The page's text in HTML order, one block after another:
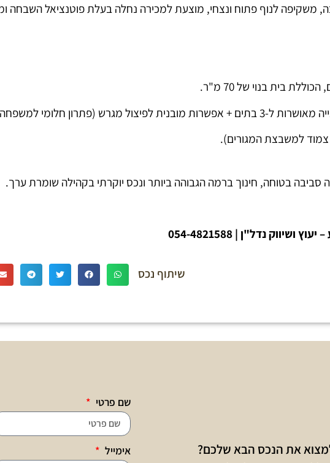
משקיפה לנוף פתוח ונצחי, מוצעת למכירה נחלה בעלת פוטנציאל השבחה
לפיצול מגרש (פתרון חלומי למשפחה מורחבת שרוצה להישאר יחד).
בטוחה, חינוך ברמה הגבוהה ביותר ונכס יוקרתי בקהילה שומרת ערך.
ושיווק נדל"ן | 054-4821588
שיתוף נכס
את הנכס הבא שלכם?
שם פרטי
אימייל